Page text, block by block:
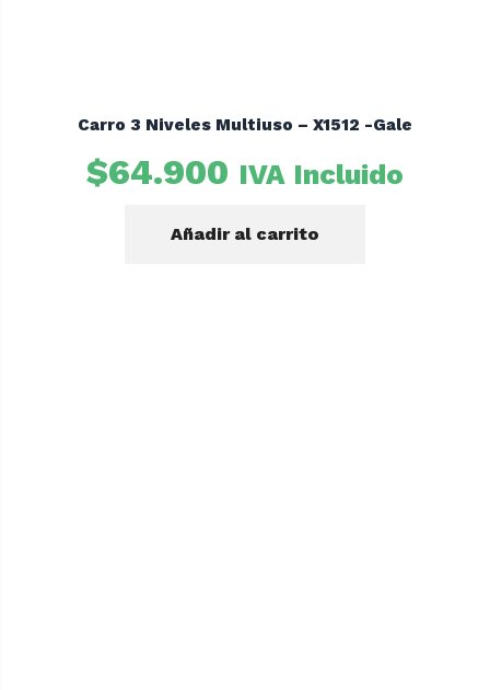
Carro 3 Niveles Multiuso – X1512 -Gale
$64.900 IVA Incluido
Añadir al carrito